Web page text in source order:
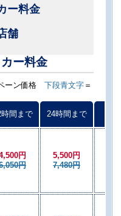
ー料金
舗
ー料金
ーン価格 下段青文字 ＝
時間まで 24時間まで
円
円
5,500円
7,480円